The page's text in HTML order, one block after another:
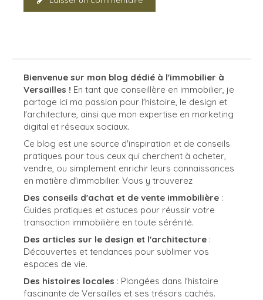
Bienvenue sur mon blog dédié à l'immobilier à
Versailles ! En tant que conseillère en immobilier, je
partage ici ma passion pour l'histoire, le design et
l'architecture, ainsi que mon expertise en marketing
digital et réseaux sociaux.
Ce blog est une source d'inspiration et de conseils
pratiques pour tous ceux qui cherchent à acheter,
vendre, ou simplement enrichir leurs connaissances
en matière d'immobilier. Vous y trouverez
Des conseils d'achat et de vente immobilière :
Guides pratiques et astuces pour réussir votre
transaction immobilière en toute sérénité.
Des articles sur le design et l'architecture :
Découvertes et tendances pour sublimer vos
espaces de vie.
Des histoires locales : Plongées dans l'histoire
fascinante de Versailles et ses trésors cachés.